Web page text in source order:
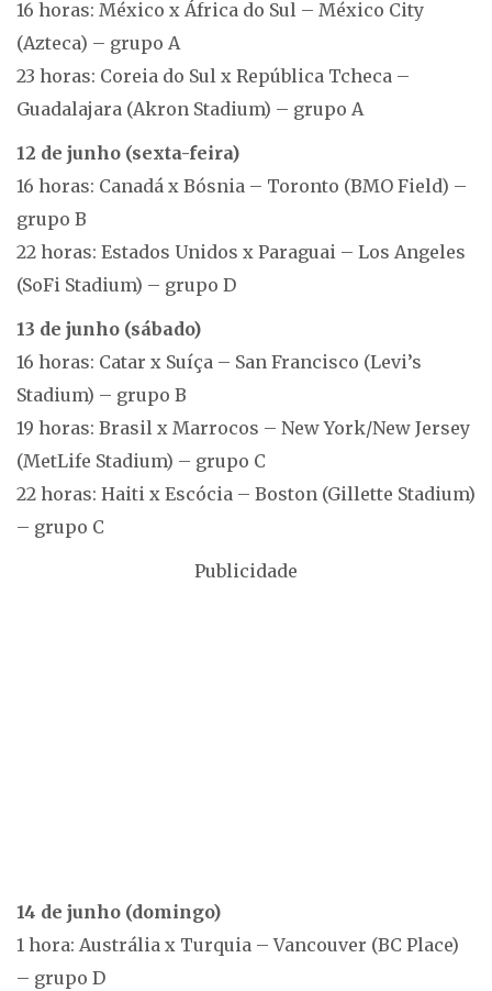
16 horas: México x África do Sul – México City
(Azteca) – grupo A
23 horas: Coreia do Sul x República Tcheca –
Guadalajara (Akron Stadium) – grupo A
12 de junho (sexta-feira)
16 horas: Canadá x Bósnia – Toronto (BMO Field) –
grupo B
22 horas: Estados Unidos x Paraguai – Los Angeles
(SoFi Stadium) – grupo D
13 de junho (sábado)
16 horas: Catar x Suíça – San Francisco (Levi’s
Stadium) – grupo B
19 horas: Brasil x Marrocos – New York/New Jersey
(MetLife Stadium) – grupo C
22 horas: Haiti x Escócia – Boston (Gillette Stadium)
– grupo C
Publicidade
14 de junho (domingo)
1 hora: Austrália x Turquia – Vancouver (BC Place)
– grupo D